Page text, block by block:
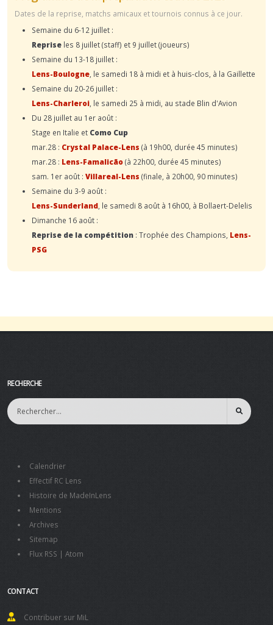
Dates de la reprise, matchs amicaux et tournois connus à ce jour.
Semaine du 6-12 juillet :
Reprise les 8 juillet (staff) et 9 juillet (joueurs)
Semaine du 13-18 juillet :
Lens-Boulogne , le samedi 18 à midi et à huis-clos, à la Gaillette
Semaine du 20-26 juillet :
Lens-Charleroi , le samedi 25 à midi, au stade Blin d'Avion
Du 28 juillet au 1er août :
Stage en Italie et Como Cup
mar.28 : Crystal Palace-Lens (à 19h00, durée 45 minutes)
mar.28 : Lens-Famalicão(à 22h00, durée 45 minutes)
sam. 1er août : Villareal-Lens (finale, à 20h00, 90 minutes)
Semaine du 3-9 août :
Lens-Sunderland , le samedi 8 août à 16h00, à Bollaert-Delelis
Dimanche 16 août :
Reprise de la compétition : Trophée des Champions, Lens-
PSG
RECHERCHE
Calendrier
Effectif RC Lens
Histoire de MadeInLens
Mentions
Archives
Sitemap
Flux RSS | Atom
CONTACT
Contribuer sur MiL